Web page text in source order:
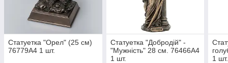
Статуетка "Орел" (25 см)
76779A4 1 шт.
Статуетка "Добродій" -
"Мужність" 28 см. 76466A4
1 шт.
1 шт.